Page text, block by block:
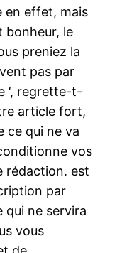
en effet, mais
bonheur, le
preniez la
pas par
‘, regrette-t-
article fort,
ce qui ne va
vos
rédaction. est
par
qui ne servira
vous